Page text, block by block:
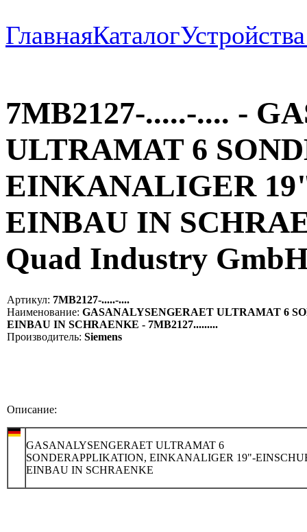
ГлавнаяКаталог
7MB2127-.....-.... -
ULTRAMAT 6
EINKANALIGER
EINBAU IN
Quad Industry
Артикул: 7MB2127-.....-....
Наименование: GASANALYSENGERAET ULTRAMAT 6
EINBAU IN SCHRAENKE - 7MB2127.........
Производитель: Siemens
Описание:
GASANALYSENGERAET ULTRAMAT 6
SONDERAPPLIKATION, EINKANALIGER 19"-
EINBAU IN SCHRAENKE